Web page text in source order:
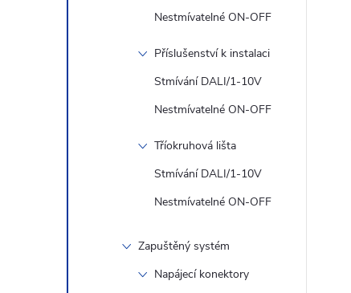
Nestmívatelné ON-OFF
Příslušenství k instalaci
Stmívání DALI/1-10V
Nestmívatelné ON-OFF
Tříokruhová lišta
Stmívání DALI/1-10V
Nestmívatelné ON-OFF
Zapuštěný systém
Napájecí konektory